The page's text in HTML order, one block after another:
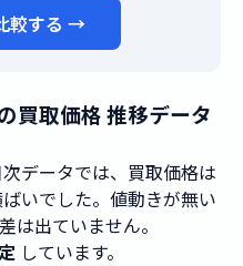
較する →
買取価格 推移データ
データでは、買取価格は
ばいでした。値動きが無い
は出ていません。
しています。